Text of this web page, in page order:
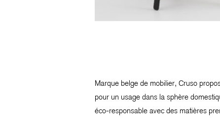
Marque belge de mobilier, Cruso
pour un usage dans la sphère
éco-responsable avec des matières